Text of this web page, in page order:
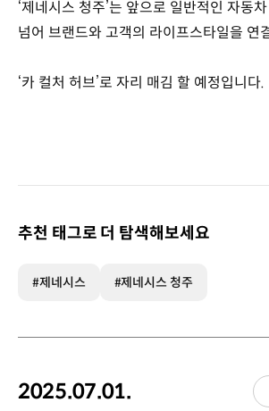
‘제네시스 청주’는 앞으로 일반적인 자동
넘어 브랜드와 고객의 라이프스타일을 연
‘카 컬처 허브’로 자리 매김 할 예정입니다.
추천 태그로 더 탐색해보세요
#제네시스 #제네시스 청주
2025.07.01.